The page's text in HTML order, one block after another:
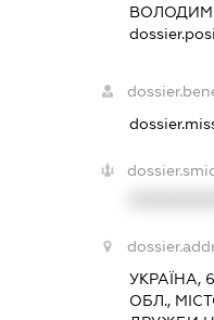
УКРАЇНА,
ОБЛ.,